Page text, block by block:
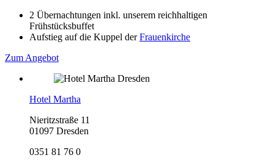
2 Übernachtungen inkl. unserem reichhaltigen
Frühstücksbuffet
Aufstieg auf die Kuppel derFrauenkirche
Zum Angebot
Hotel Martha
Nieritzstraße 11
01097 Dresden
0351 81 76 0